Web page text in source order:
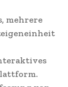
mehrere